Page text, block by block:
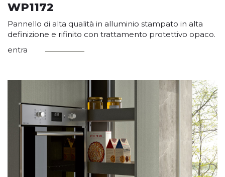
WP1172
Pannello di alta qualità in alluminio stampato in alta
definizione e rifinito con trattamento protettivo opaco.
entra